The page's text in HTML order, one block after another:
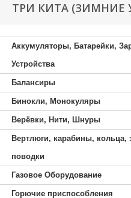
ТРИ КИТА (ЗИМНИЕ
Аккумуляторы, Батарейки,
Устройства
Балансиры
Бинокли, Монокуляры
Верёвки, Нити, Шнуры
Вертлюги, карабины, кольца,
поводки
Газовое Оборудование
Горючие приспособления